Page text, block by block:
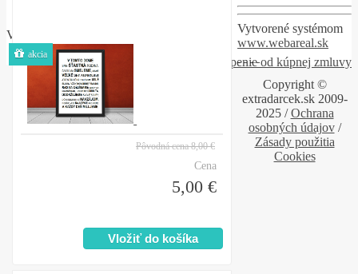
Pôvodná cena8,00 €
Cena
5,00 €
akcia
Vytvorené systémom
www.webareal.sk
Vytvorené systémom
Odstúpenie od kúpnej zmluvy
Copyright©
extradarcek.sk 2009-
2025 /Ochrana
osobných údajov/
Zásady použitia
Cookies